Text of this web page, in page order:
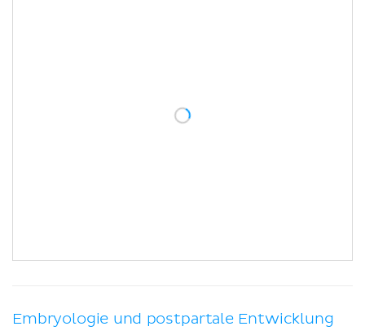
Embryologie und postpartale Entwicklung